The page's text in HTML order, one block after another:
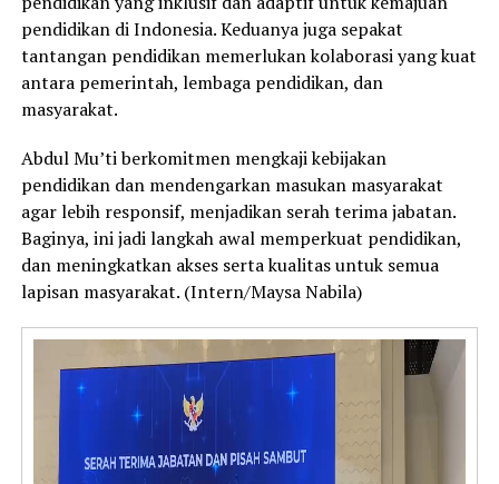
pendidikan di Indonesia. Keduanya juga sepakat
tantangan pendidikan memerlukan kolaborasi yang kuat
antara pemerintah, lembaga pendidikan, dan
masyarakat.
Abdul Mu’ti berkomitmen mengkaji kebijakan
pendidikan dan mendengarkan masukan masyarakat
agar lebih responsif, menjadikan serah terima jabatan.
Baginya, ini jadi langkah awal memperkuat pendidikan,
dan meningkatkan akses serta kualitas untuk semua
lapisan masyarakat. (Intern/Maysa Nabila)